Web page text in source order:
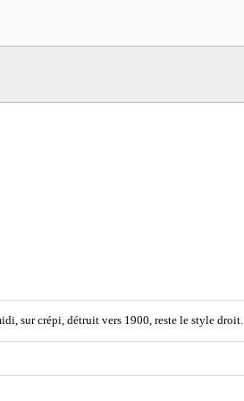
sur crépi, détruit vers 1900, reste le style droit.